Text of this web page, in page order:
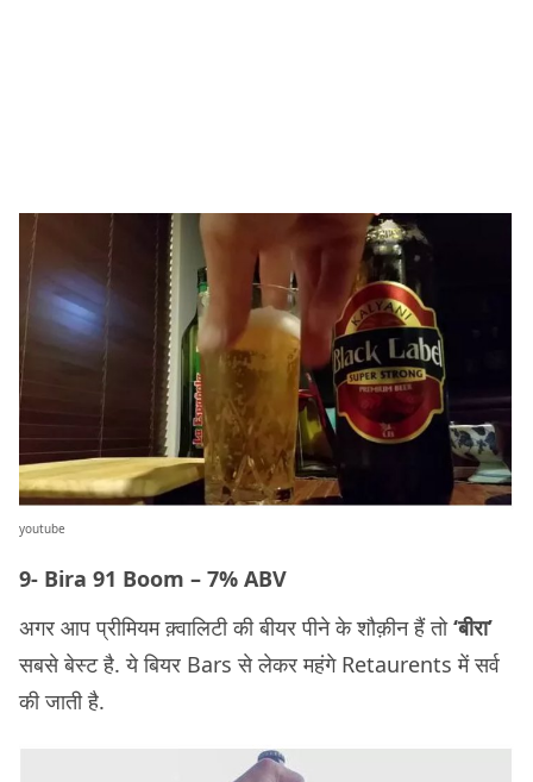
youtube
9- Bira 91 Boom – 7% ABV
अगर आप प्रीमियम क़्वालिटी की बीयर पीने के शौक़ीन हैं तो‘बीरा’
सबसे बेस्ट है. ये बियर Bars से लेकर महंगे Retaurents में सर्व
की जाती है.